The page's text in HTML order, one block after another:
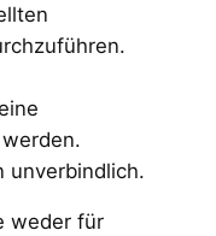
unverbindlich.
weder für